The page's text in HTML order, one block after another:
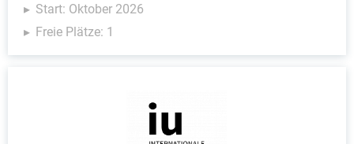
Start: Oktober 2026
Freie Plätze: 1